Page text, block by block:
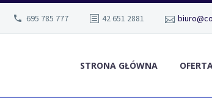
695 785 777 42 651 2881
STRONA GŁÓWNA